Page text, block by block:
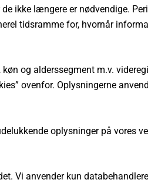
ikke længere er nødvendige.
tidsramme for, hvornår
og alderssegment m.v.
ovenfor. Oplysningerne
oplysninger på vores
Vi anvender kun